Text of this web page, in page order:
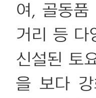
여, 골동
거리 등 다
신설된 토
을 보다